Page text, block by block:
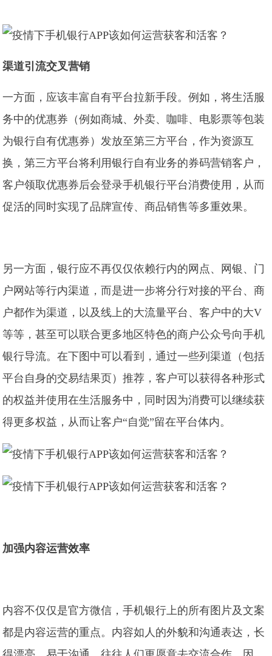
渠道引流交叉营销
一方面，应该丰富自有平台拉新手段。例如，将生活服
务中的优惠券（例如商城、外卖、咖啡、电影票等包装
为银行自有优惠券）发放至第三方平台，作为资源互
换，第三方平台将利用银行自有业务的券码营销客户，
客户领取优惠券后会登录手机银行平台消费使用，从而
促活的同时实现了品牌宣传、商品销售等多重效果。
另一方面，银行应不再仅仅依赖行内的网点、网银、门
户网站等行内渠道，而是进一步将分行对接的平台、商
户都作为渠道，以及线上的大流量平台、客户中的大V
等等，甚至可以联合更多地区特色的商户公众号向手机
银行导流。在下图中可以看到，通过一些列渠道（包括
平台自身的交易结果页）推荐，客户可以获得各种形式
的权益并使用在生活服务中，同时因为消费可以继续获
得更多权益，从而让客户“自觉”留在平台体内。
加强内容运营效率
内容不仅仅是官方微信，手机银行上的所有图片及文案
都是内容运营的重点。内容如人的外貌和沟通表达，长